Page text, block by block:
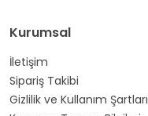
Kurumsal
İletişim
Sipariş Takibi
Gizlilik ve Kullanım Şartları